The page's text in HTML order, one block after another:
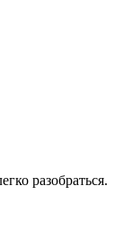
разобраться.